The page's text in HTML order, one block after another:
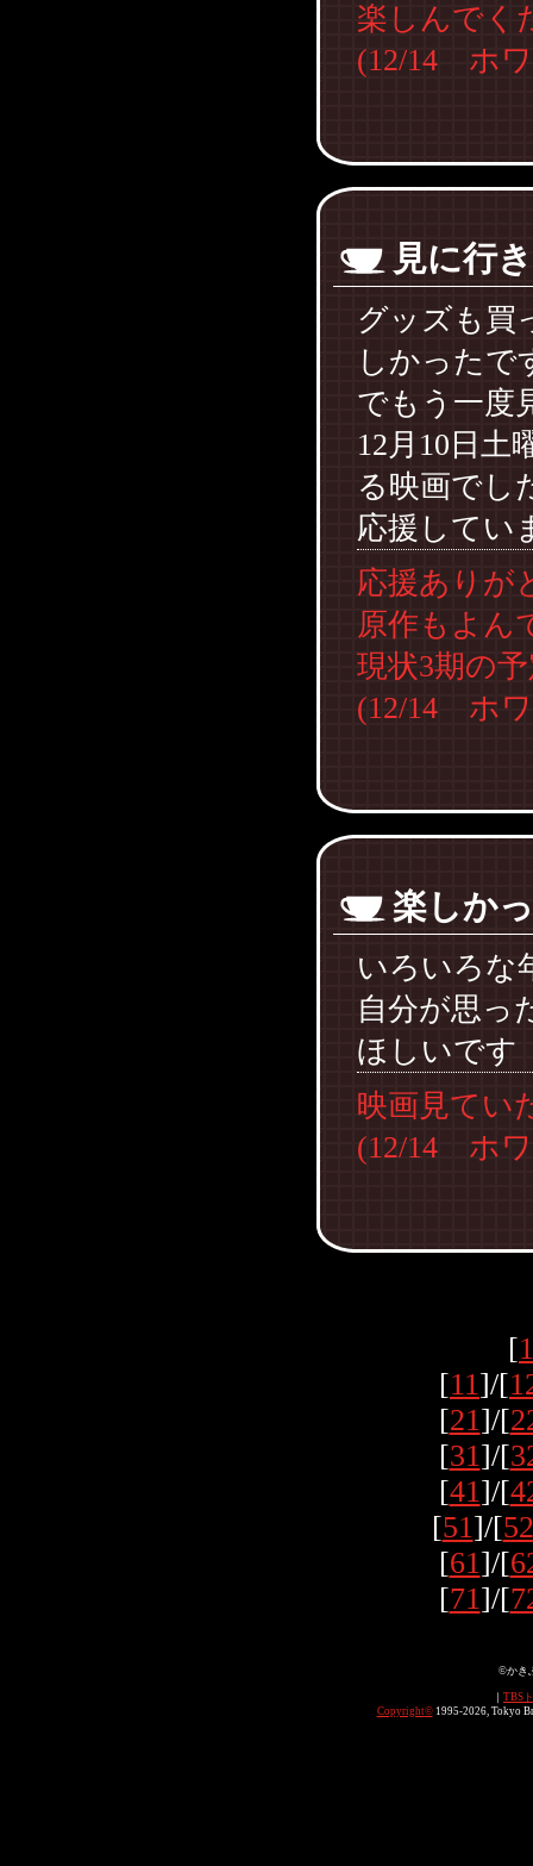
楽しんで
(12/14 ホ
見に行
グッズも買
しかったで
でもう一度
12月10日土
る映画でし
応援してい
応援ありが
原作もよん
現状3期の
(12/14 ホ
楽しか
いろいろな
自分が思っ
ほしいです
映画見てい
(12/14 ホ
[1
[11]/[
[21]/[
[31]/[
[41]/[
[51]/[52
[61]/[
[71]/[
©かき
｜ TBS
Copyright© 1995-2026, Tokyo